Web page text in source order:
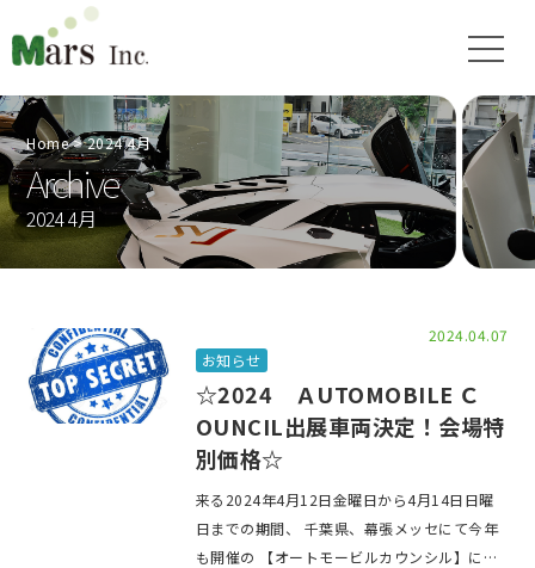
Home 2024 4月
Archive
2024 4月
2024.04.07
お知らせ
☆2024 ＡUTOMOBILE Ｃ
OUNCIL出展車両決定！会場特
別価格☆
来る2024年4月12日金曜日から4月14日日曜
日までの期間、 千葉県、幕張メッセにて今年
も開催の 【オートモービルカウンシル】に、